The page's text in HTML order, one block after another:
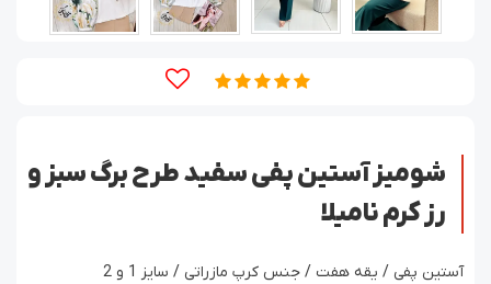
شومیز آستین پفی سفید طرح برگ سبز و
رز کرم نامیلا
آستین پفی / یقه هفت / جنس کرپ مازراتی / سایز 1 و 2